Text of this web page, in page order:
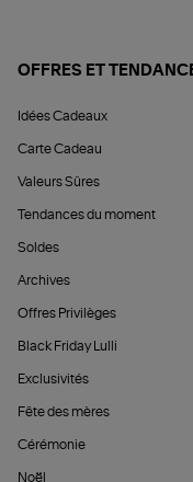
OFFRES ET
Idées Cadeaux
Carte Cadeau
Valeurs Sûres
Tendances du moment
Soldes
Archives
Offres Privilèges
Black Friday Lulli
Exclusivités
Fête des mères
Cérémonie
Noël